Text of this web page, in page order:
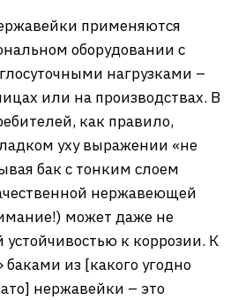
применяются
оборудовании с
нагрузками –
или на производствах. В
как правило,
уху выражении «не
бак с тонким слоем
нержавеющей
может даже не
устойчивостью к коррозии. К
баками из [какого угодно
нержавейки – это